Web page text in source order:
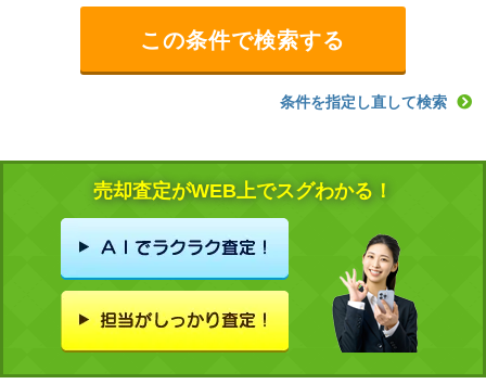
条件を指定し直して検索
売却査定がWEB上でスグわかる！